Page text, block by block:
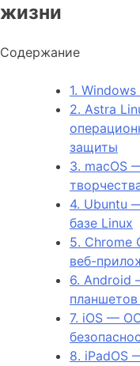
жизни
Содержание
1.
2. Astra
защиты
3. macOS
4. Ubuntu
базе Linux
5. Chrome
веб-
6. Android
7. iOS —
8. iPadOS